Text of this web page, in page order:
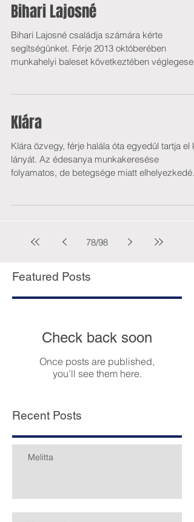
Bihari Lajosné
Bihari Lajosné családja számára kérte
segítségünket. Férje 2013 októberében
munkahelyi baleset következtében véglegesen
Klára
Klára özvegy, férje halála óta egyedül tartja el
lányát. Az édesanya munkakeresése
folyamatos, de betegsége miatt
78/98
Featured Posts
Check back soon
Once posts are published,
you’ll see them here.
Recent Posts
Melitta